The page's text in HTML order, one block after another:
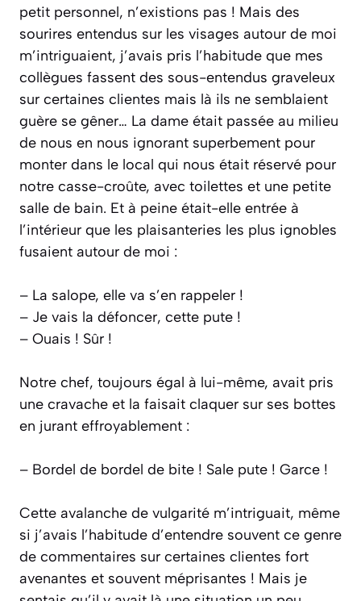
petit personnel, n’existions pas ! Mais des
sourires entendus sur les visages autour de moi
m’intriguaient, j’avais pris l’habitude que mes
collègues fassent des sous-entendus graveleux
sur certaines clientes mais là ils ne semblaient
guère se gêner… La dame était passée au milieu
de nous en nous ignorant superbement pour
monter dans le local qui nous était réservé pour
notre casse-croûte, avec toilettes et une petite
salle de bain. Et à peine était-elle entrée à
l’intérieur que les plaisanteries les plus ignobles
fusaient autour de moi :
– La salope, elle va s’en rappeler !
– Je vais la défoncer, cette pute !
– Ouais ! Sûr !
Notre chef, toujours égal à lui-même, avait pris
une cravache et la faisait claquer sur ses bottes
en jurant effroyablement :
– Bordel de bordel de bite ! Sale pute ! Garce !
Cette avalanche de vulgarité m’intriguait, même
si j’avais l’habitude d’entendre souvent ce genre
de commentaires sur certaines clientes fort
avenantes et souvent méprisantes ! Mais je